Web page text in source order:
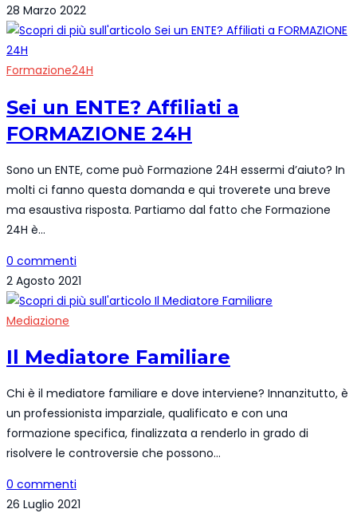
28 Marzo 2022
Formazione24H
Sei un ENTE? Affiliati a
FORMAZIONE 24H
Sono un ENTE, come può Formazione 24H essermi d’aiuto? In
molti ci fanno questa domanda e qui troverete una breve
ma esaustiva risposta. Partiamo dal fatto che Formazione
24H è…
0 commenti
2 Agosto 2021
Mediazione
Il Mediatore Familiare
Chi è il mediatore familiare e dove interviene? Innanzitutto, è
un professionista imparziale, qualificato e con una
formazione specifica, finalizzata a renderlo in grado di
risolvere le controversie che possono…
0 commenti
26 Luglio 2021